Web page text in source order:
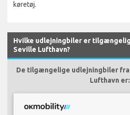
køretøj.
Hvilke udlejningbiler er
Seville Lufthavn?
De tilgængelige udlejningbiler
Lufthavn er: